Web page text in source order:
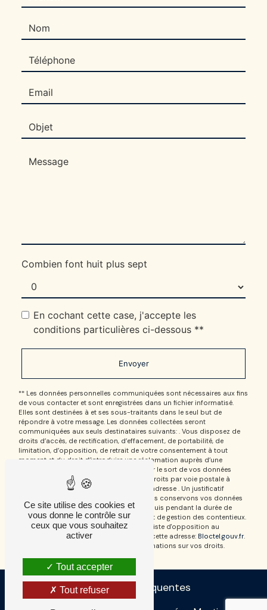
Combien font huit plus sept
En cochant cette case, j'accepte les
conditions particulières ci-dessous **
Envoyer
** Les données personnelles communiquées sont nécessaires aux fins
de vous contacter et sont enregistrées dans un fichier informatisé.
Elles sont destinées à et ses sous-traitants dans le seul but de
répondre à votre message. Les données collectées seront
communiquées aux seuls destinataires suivants: . Vous disposez de
droits d’accès, de rectification, d’effacement, de portabilité, de
limitation, d’opposition, de retrait de votre consentement à tout
moment et du droit d’introduire une réclamation auprès d’une
autorité de contrôle, ainsi que d’organiser le sort de vos données
post-mortem. Vous pouvez exercer ces droits par voie postale à
l'adresse ou par courrier électronique à l'adresse . Un justificatif
d'identité pourra vous être demandé. Nous conservons vos données
pendant la période de prise de contact puis pendant la durée de
prescription légale aux fins probatoires et de gestion des contentieux.
Vous avez le droit de vous inscrire sur la liste d'opposition au
démarchage téléphonique, disponible à cette adresse: Bloctel.gouv.fr.
Consultez le site cnil.fr pour plus d’informations sur vos droits.
Recherches fréquentes
Ce site utilise des cookies et
vous donne le contrôle sur
ceux que vous souhaitez
activer
Tout accepter
Tout refuser